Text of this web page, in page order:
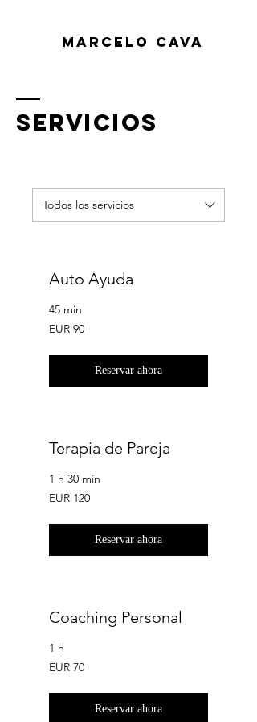
MARCELO CAVA
SERVICIOS
Todos los servicios
Auto Ayuda
45 min
90
euros
EUR 90
Reservar ahora
Terapia de Pareja
1 h 30 min
120
euros
EUR 120
Reservar ahora
Coaching Personal
1 h
70
euros
EUR 70
Reservar ahora